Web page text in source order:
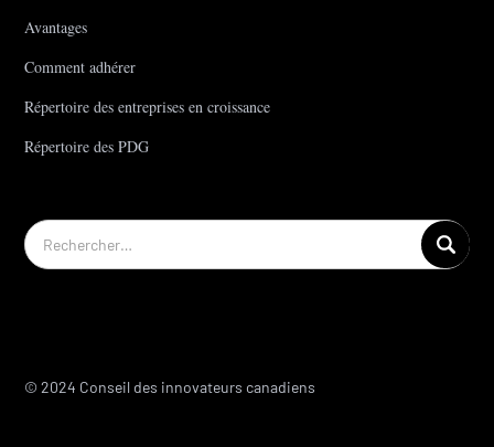
Avantages
Comment adhérer
Répertoire des entreprises en croissance
Répertoire des PDG
© 2024 Conseil des innovateurs canadiens